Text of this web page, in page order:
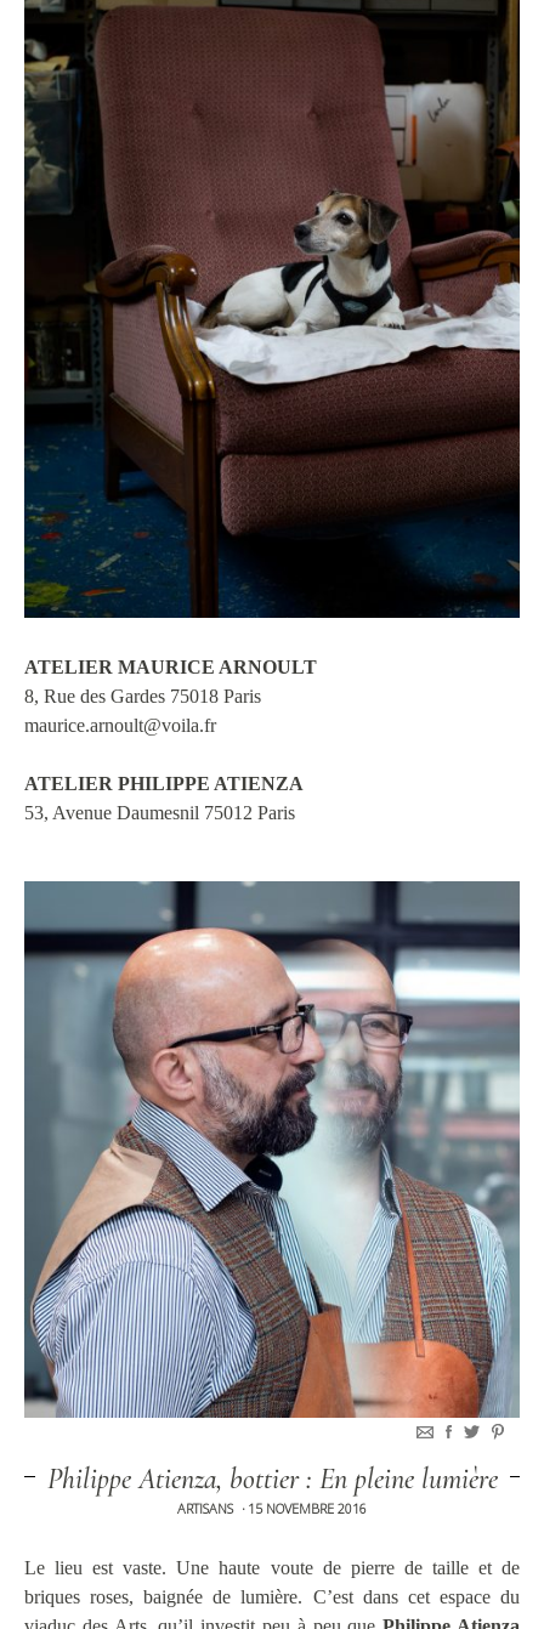
ATELIER MAURICE ARNOULT
8, Rue des Gardes 75018 Paris
maurice.arnoult@voila.fr
ATELIER PHILIPPE ATIENZA
53, Avenue Daumesnil 75012 Paris
Philippe Atienza, bottier : En pleine lumière
ARTISANS • 15 NOVEMBRE 2016
Le lieu est vaste. Une haute voute de pierre de taille et de
briques roses, baignée de lumière. C’est dans cet espace du